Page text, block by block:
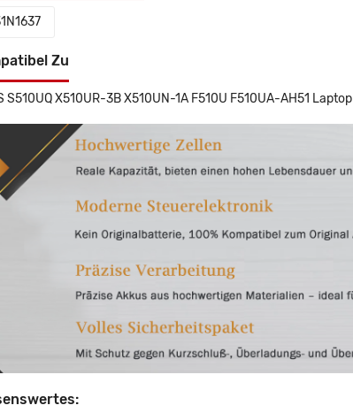
Zu
S510UQ X510UR-3B X510UN-1A F510U F510UA-AH51 Laptop